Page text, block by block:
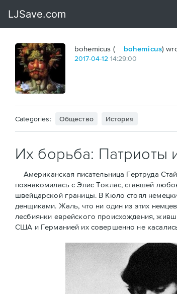
bohemicus ( bohemicus)
2017-04-12 14:29:00
Categories: Общество История
Их борьба: Патриоты
Американская писательница Гертруда
познакомилась с Элис Токлас, ставшей
швейцарской границы. В Кюло стоял
денщиками. Жаль, что ни один из этих
лесбиянки еврейского происхождения,
США и Германией их совершенно не